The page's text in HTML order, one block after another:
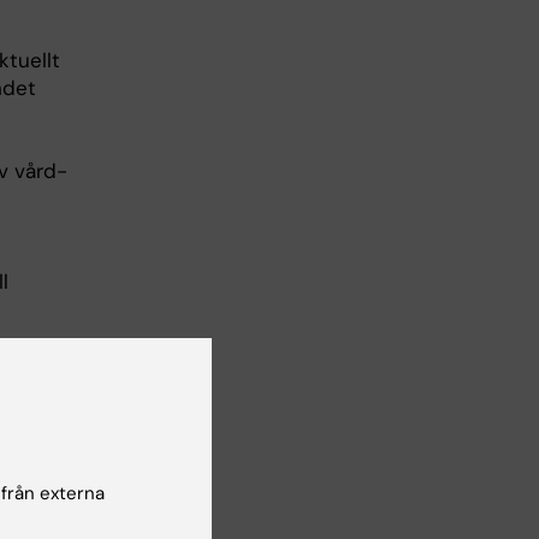
vård-
externa